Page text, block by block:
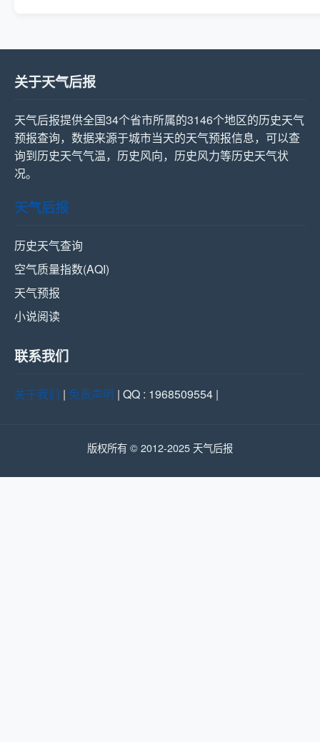
关于天气后报
天气后报提供全国34个省市所属的3146个地区的历史天气
预报查询，数据来源于城市当天的天气预报信息，可以查
询到历史天气气温，历史风向，历史风力等历史天气状
况。
天气后报
历史天气查询
空气质量指数(AQI)
天气预报
小说阅读
联系我们
关于我们 | 免责声明 | QQ : 1968509554 |
版权所有 © 2012-2025 天气后报